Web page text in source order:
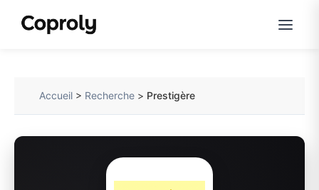
Accueil > Recherche > Prestigère